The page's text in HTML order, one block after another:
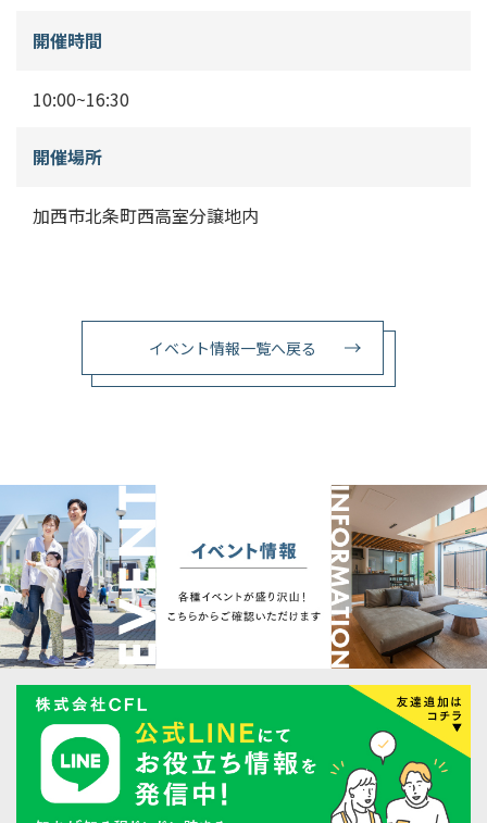
開催時間
10:00~16:30
開催場所
加西市北条町西高室分譲地内
イベント情報一覧へ戻る